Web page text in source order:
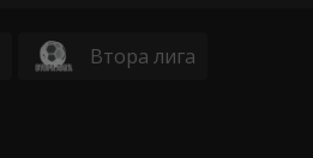
Втора лига